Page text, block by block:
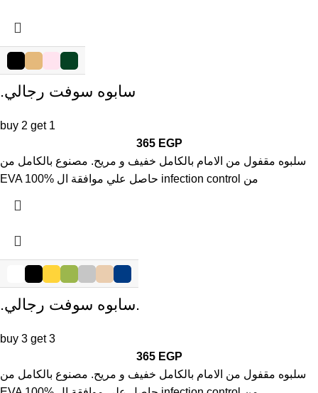
.سابوه سوفت رجالي
buy 2 get 1
365 EGP
سلبوه مقفول من الامام بالكامل خفيف و مريح. مصنوع بالكامل من
EVA 100% حاصل علي موافقة ال infection control من
.سابوه سوفت رجالي.
buy 3 get 3
365 EGP
سلبوه مقفول من الامام بالكامل خفيف و مريح. مصنوع بالكامل من